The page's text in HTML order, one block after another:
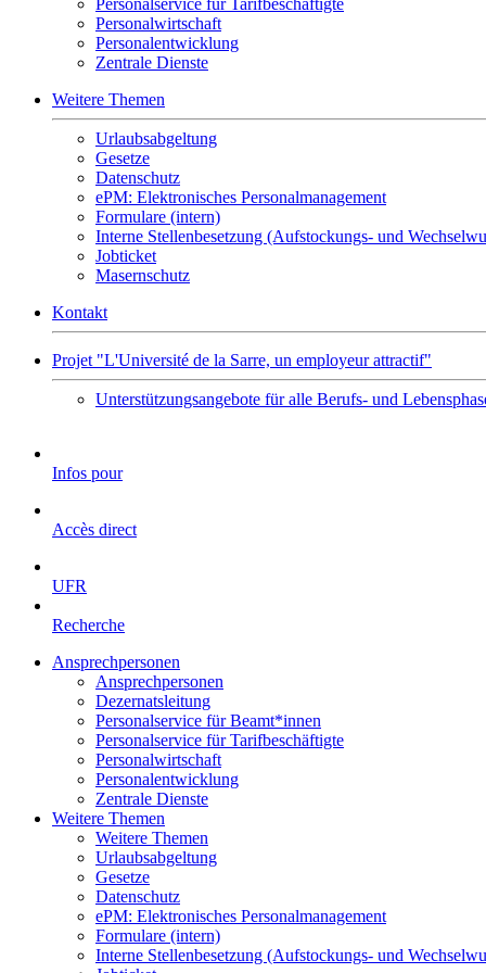
Personalservice für Tarifbeschäftigte
Personalwirtschaft
Personalentwicklung
Zentrale Dienste
Weitere Themen
Urlaubsabgeltung
Gesetze
Datenschutz
ePM: Elektronisches Personalmanagement
Formulare (intern)
Interne Stellenbesetzung (Aufstockungs- und
Jobticket
Masernschutz
Kontakt
Projet "L'Université de la Sarre, un employeur attractif"
Unterstützungsangebote für alle Berufs- und
Infos pour
Accès direct
UFR
Recherche
Ansprechpersonen
Ansprechpersonen
Dezernatsleitung
Personalservice für Beamt*innen
Personalservice für Tarifbeschäftigte
Personalwirtschaft
Personalentwicklung
Zentrale Dienste
Weitere Themen
Weitere Themen
Urlaubsabgeltung
Gesetze
Datenschutz
ePM: Elektronisches Personalmanagement
Formulare (intern)
Interne Stellenbesetzung (Aufstockungs- und